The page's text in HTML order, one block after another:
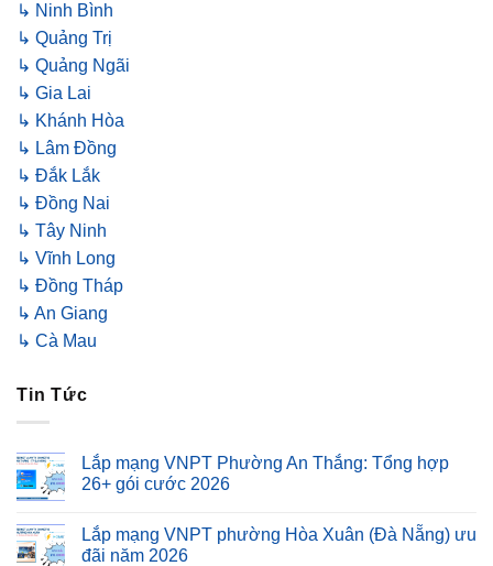
↳ Ninh Bình
↳ Quảng Trị
↳ Quảng Ngãi
↳ Gia Lai
↳ Khánh Hòa
↳ Lâm Đồng
↳ Đắk Lắk
↳ Đồng Nai
↳ Tây Ninh
↳ Vĩnh Long
↳ Đồng Tháp
↳ An Giang
↳ Cà Mau
Tin Tức
Lắp mạng VNPT Phường An Thắng: Tổng hợp
26+ gói cước 2026
Lắp mạng VNPT phường Hòa Xuân (Đà Nẵng) ưu
đãi năm 2026